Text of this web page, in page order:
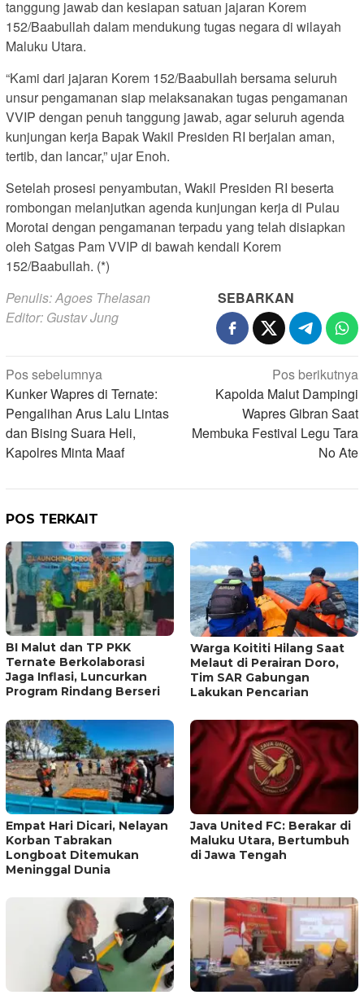
tanggung jawab dan kesiapan satuan jajaran Korem
152/Baabullah dalam mendukung tugas negara di wilayah
Maluku Utara.
“Kami dari jajaran Korem 152/Baabullah bersama seluruh
unsur pengamanan siap melaksanakan tugas pengamanan
VVIP dengan penuh tanggung jawab, agar seluruh agenda
kunjungan kerja Bapak Wakil Presiden RI berjalan aman,
tertib, dan lancar,” ujar Enoh.
Setelah prosesi penyambutan, Wakil Presiden RI beserta
rombongan melanjutkan agenda kunjungan kerja di Pulau
Morotai dengan pengamanan terpadu yang telah disiapkan
oleh Satgas Pam VVIP di bawah kendali Korem
152/Baabullah. (*)
Penulis: Agoes Thelasan
Editor: Gustav Jung
SEBARKAN
Navigasi
pos
Pos sebelumnya
Kunker Wapres di Ternate:
Pengalihan Arus Lalu Lintas
dan Bising Suara Heli,
Kapolres Minta Maaf
Pos berikutnya
Kapolda Malut Dampingi
Wapres Gibran Saat
Membuka Festival Legu Tara
No Ate
POS TERKAIT
BI Malut dan TP PKK
Ternate Berkolaborasi
Jaga Inflasi, Luncurkan
Program Rindang Berseri
Warga Koititi Hilang Saat
Melaut di Perairan Doro,
Tim SAR Gabungan
Lakukan Pencarian
Empat Hari Dicari, Nelayan
Korban Tabrakan
Longboat Ditemukan
Meninggal Dunia
Java United FC: Berakar di
Maluku Utara, Bertumbuh
di Jawa Tengah